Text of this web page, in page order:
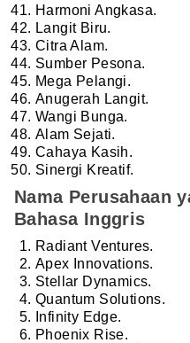
Harmoni Angkasa.
Langit Biru.
Citra Alam.
Sumber Pesona.
Mega Pelangi.
Anugerah Langit.
Wangi Bunga.
Alam Sejati.
Cahaya Kasih.
Sinergi Kreatif.
Nama Perusahaan
Bahasa Inggris
Radiant Ventures.
Apex Innovations.
Stellar Dynamics.
Quantum Solutions.
Infinity Edge.
Phoenix Rise.